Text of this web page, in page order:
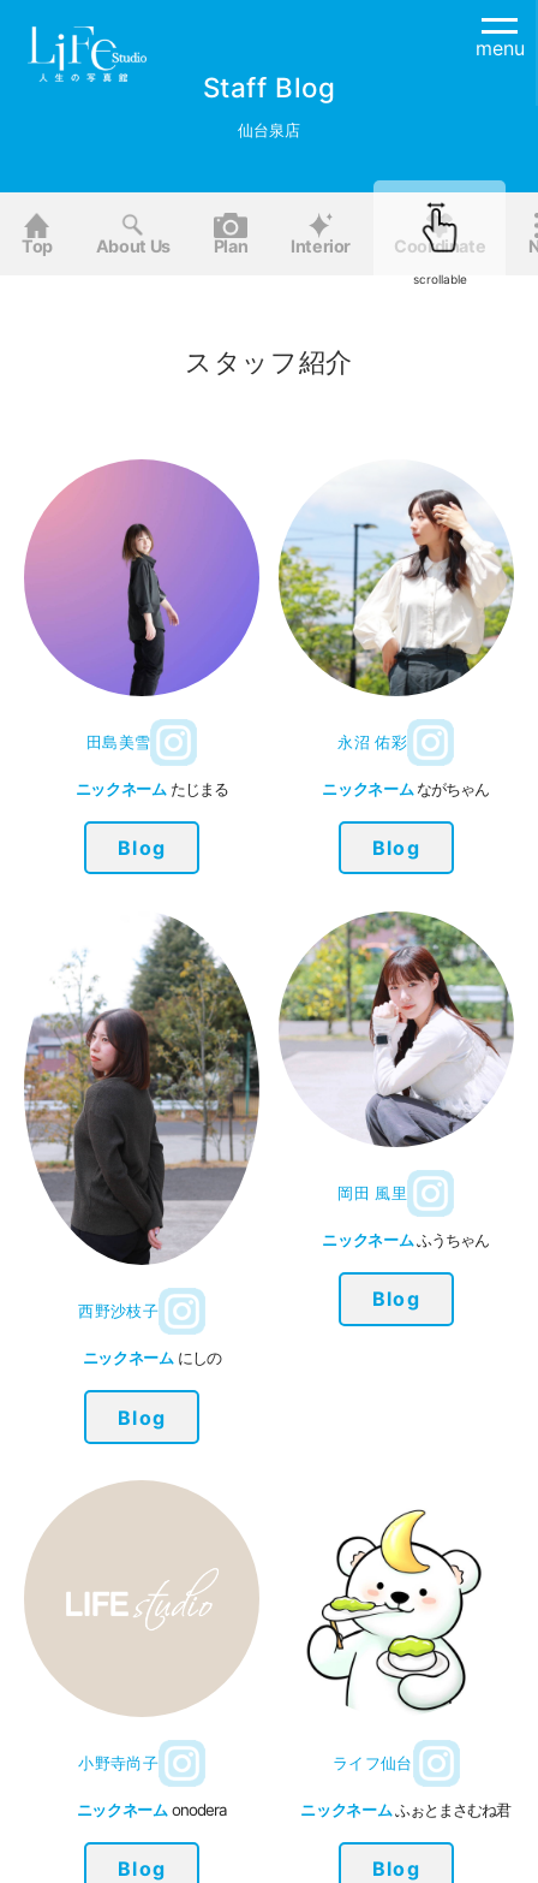
menu
Staff Blog
仙台泉店
Top About Us Plan Interior Coordinate
スタッフ紹介
田島美雪
ニックネーム たじまる
Blog
永沼 佑彩
ニックネーム ながちゃん
Blog
西野沙枝子
ニックネームにしの
Blog
岡田 風里
ニックネームふうちゃん
Blog
小野寺尚子
ニックネーム onodera
Blog
ライフ仙台
ニックネームふぉとまさむね君
Blog